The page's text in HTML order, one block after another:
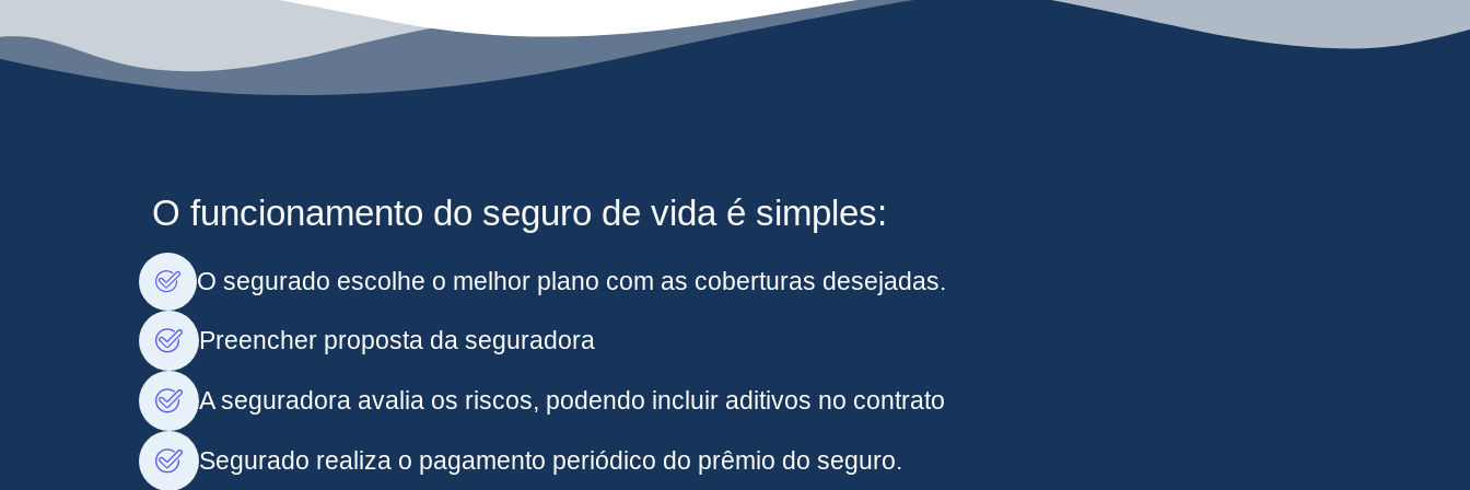
O funcionamento do seguro de vida é simples:
O segurado escolhe o melhor plano com as coberturas desejadas.
Preencher proposta da seguradora
A seguradora avalia os riscos, podendo incluir aditivos no contrato
Segurado realiza o pagamento periódico do prêmio do seguro.